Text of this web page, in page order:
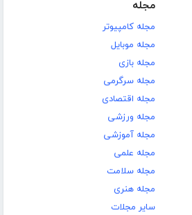
مجله
مجله کامپیوتر
مجله موبایل
مجله بازی
مجله سرگرمی
مجله اقتصادی
مجله ورزشی
مجله آموزشی
مجله علمی
مجله سلامت
مجله هنری
سایر مجلات